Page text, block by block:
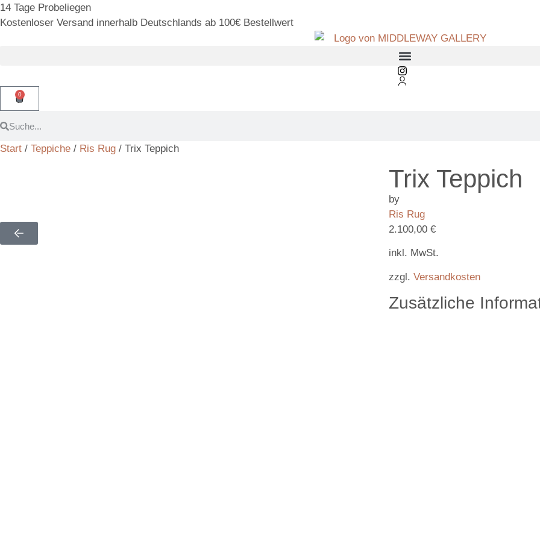
14 Tage Probeliegen
Kostenloser Versand innerhalb Deutschlands ab 100€ Bestellwert
0
Start / Teppiche / Ris Rug / Trix Teppich
Trix Teppich
by
Ris Rug
2.100,00€
inkl. MwSt.
zzgl.Versandkosten
Zusätzliche